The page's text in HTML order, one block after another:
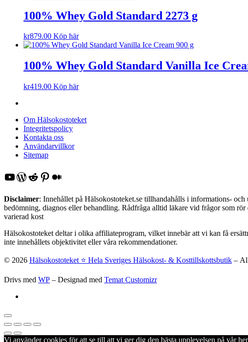
100% Whey Gold Standard 2273 g
kr879.00 Köp här
100% Whey Gold Standard Vanilla Ice
kr419.00 Köp här
Om Hälsokostoteket
Integritetspolicy
Kontakta oss
Användarvillkor
Sitemap
YouTube
WordPress
Reddit
Pinterest
Medium
Disclaimer: Innehållet på Hälsokostoteket.se tillhandahålls i informations-
bedömning, diagnos eller behandling. Rådfråga alltid läkare vid frågor som
varierad kost
Hälsokostoteket deltar i olika affiliateprogram, vilket innebär att vi kan få
inte innehållets objektivitet eller våra rekommendationer.
© 2026 Hälsokostoteket ⭐️ Hela Sveriges Hälsokost- & Kosttillskottsbutik –
Drivs med WP – Designad med Temat Customizr
Vi använder cookies för att se till att vi ger dig den bästa upplevelsen på vår